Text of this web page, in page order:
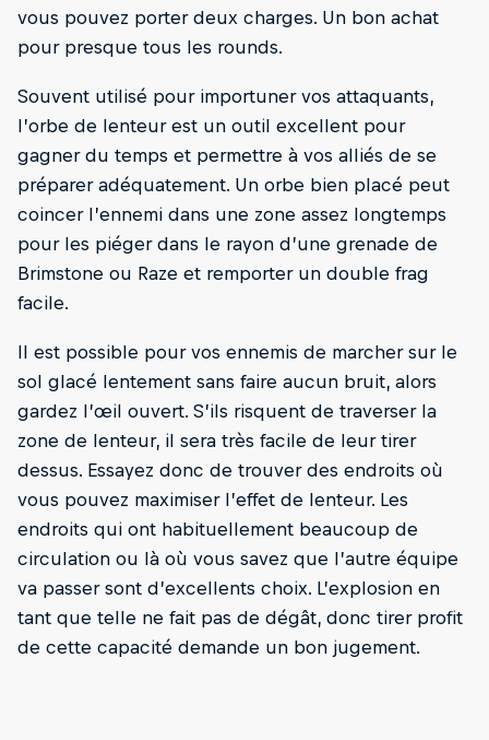
vous pouvez porter deux charges. Un bon achat
pour presque tous les rounds.
Souvent utilisé pour importuner vos attaquants,
l’orbe de lenteur est un outil excellent pour
gagner du temps et permettre à vos alliés de se
préparer adéquatement. Un orbe bien placé peut
coincer l’ennemi dans une zone assez longtemps
pour les piéger dans le rayon d’une grenade de
Brimstone ou Raze et remporter un double frag
facile.
Il est possible pour vos ennemis de marcher sur le
sol glacé lentement sans faire aucun bruit, alors
gardez l’œil ouvert. S’ils risquent de traverser la
zone de lenteur, il sera très facile de leur tirer
dessus. Essayez donc de trouver des endroits où
vous pouvez maximiser l’effet de lenteur. Les
endroits qui ont habituellement beaucoup de
circulation ou là où vous savez que l’autre équipe
va passer sont d’excellents choix. L’explosion en
tant que telle ne fait pas de dégât, donc tirer profit
de cette capacité demande un bon jugement.